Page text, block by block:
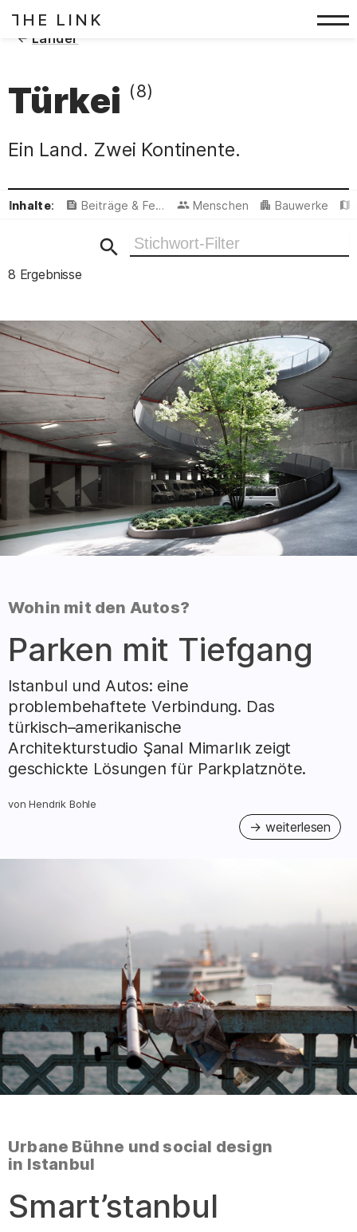
Zum Inhalt springen
T
HE LINK
Türkei (8)
( Länder
Ein Land. Zwei Kontinente.
Inhalte: Beiträge & Featured Menschen Bauwerke
Ergebnisse filtern
8 Ergebnisse
Wohin mit den Autos?
Parken mit Tiefgang
Istanbul und Autos: eine
problembehaftete Verbindung. Das
türkisch–amerikanische
Architekturstudio Şanal Mimarlık zeigt
geschickte Lösungen für Parkplatznöte.
vonHendrik Bohle
Urbane Bühne und social design
in Istanbul
Smart’stanbul